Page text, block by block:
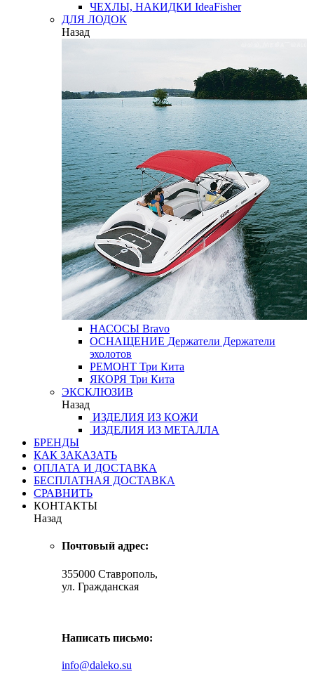
ЧЕХЛЫ, НАКИДКИ IdeaFisher
ДЛЯ ЛОДОК
Назад
НАСОСЫ Bravo
ОСНАЩЕНИЕ Держатели Держатели
эхолотов
РЕМОНТ Три Кита
ЯКОРЯ Три Кита
ЭКСКЛЮЗИВ
Назад
ИЗДЕЛИЯ ИЗ КОЖИ
ИЗДЕЛИЯ ИЗ МЕТАЛЛА
БРЕНДЫ
КАК ЗАКАЗАТЬ
ОПЛАТА И ДОСТАВКА
БЕСПЛАТНАЯ ДОСТАВКА
СРАВНИТЬ
КОНТАКТЫ
Назад
Почтовый адрес:
355000 Ставрополь,
ул. Гражданская
Написать письмо:
info@daleko.su